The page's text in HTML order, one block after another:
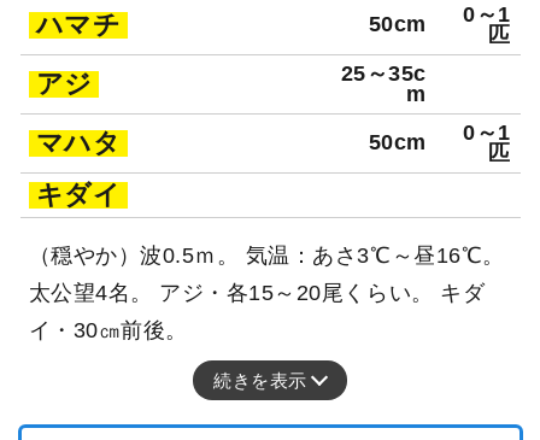
ハマチ 50cm
0～1
匹
アジ
25～35c
m
マハタ 50cm
0～1
匹
キダイ
（穏やか）波0.5ｍ。 気温：あさ3℃～昼16℃。
太公望4名。 アジ・各15～20尾くらい。 キダ
イ・30㎝前後。
続きを表示